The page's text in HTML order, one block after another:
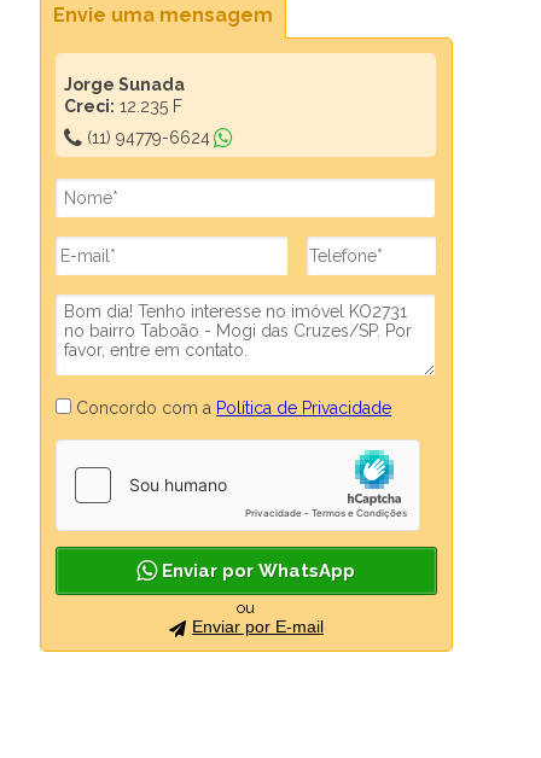
Envie uma mensagem
Jorge Sunada
Creci: 12.235 F
(11) 94779-6624
Concordo com a Política de Privacidade
Enviar por WhatsApp
ou
Enviar por E-mail